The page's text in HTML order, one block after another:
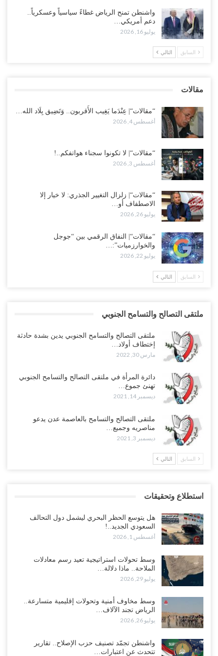
أغسطس 3, 2026
العطش وغياب الغاز يفاقمان مأساة الأهالي بعدن.. مدينة تغرق في دوامة
الانهيار الخدمي..!
أغسطس 3, 2026
واشنطن تمنح الرياض غطاءً سياسياً وعسكرياً..
دعم أمريكي…
يوليو 16, 2026
السابق التالي
مقالات
“مقالات“| عِنْدَما يَغِيب الأَقربون.. وَتَضِيق بِلَاد الله…
أغسطس 4, 2026
“مقالات“| لا تكونوا سجناء هواتفكم..!
أغسطس 3, 2026
“مقالات“| زلزال التغيير الجذري: لا خيار إلا
الاصطفاف أو…
يوليو 26, 2026
“مقالات“| النفاق الرقمي بين “جوجل
والخوارزميات”:…
يوليو 22, 2026
السابق التالي
ملتقى التصالح والتسامح الجنوبي
ملتقى التصالح والتسامح الجنوبي يدين بشدة حادثة
إختطاف أولاد…
مارس 30, 2022
دائرة المرأة في ملتقى التصالح والتسامح الجنوبي
تهنئ جموع…
ديسمبر 14, 2021
ملتقى التصالح والتسامح بالعاصمة عدن يدعو
مناصريه وجميع…
ديسمبر 3, 2021
السابق التالي
استطلاع وتحقيقات
هل يتوسع الحظر البحري ليشمل دول التحالف
السعودي الجديد..!
أغسطس 1, 2026
وسط تحولات استراتيجية تعيد رسم معادلات
الملاحة.. ماذا دلالة…
يوليو 29, 2026
وسط مخاوف أمنية وتحولات إقليمية متسارعة..
الرياض تجند الآلاف…
يوليو 26, 2026
واشنطن تجمّد تصنيف حزب الإصلاح.. تقارير
تتحدث عن اعتبارات…